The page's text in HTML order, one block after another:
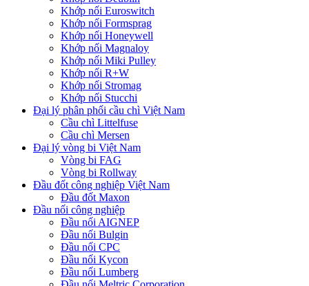
Khớp nối Euroswitch
Khớp nối Formsprag
Khớp nối Honeywell
Khớp nối Magnaloy
Khớp nối Miki Pulley
Khớp nối R+W
Khớp nối Stromag
Khớp nối Stucchi
Đại lý phân phối cầu chì Việt Nam
Cầu chì Littelfuse
Cầu chì Mersen
Đại lý vòng bi Việt Nam
Vòng bi FAG
Vòng bi Rollway
Đầu đốt công nghiệp Việt Nam
Đầu đốt Maxon
Đầu nối công nghiệp
Đầu nối AIGNEP
Đầu nối Bulgin
Đầu nối CPC
Đầu nối Kycon
Đầu nối Lumberg